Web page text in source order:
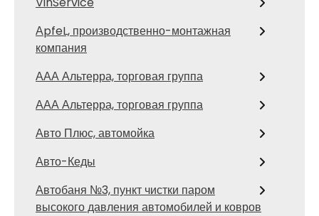
АpfeL, производственно-монтажная
компания
ААА Альтерра, торговая группа
ААА Альтерра, торговая группа
Авто Плюс, автомойка
Авто-Кеды
Автобаня №3, пункт чистки паром
высокого давления автомобилей и ковров